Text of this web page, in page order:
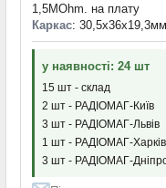
1,5MOhm. на плату
Каркас: 30,5х36х19,3мм
у наявності: 24 шт
15 шт - склад
2 шт - РАДІОМАГ-Київ
3 шт - РАДІОМАГ-Львів
1 шт - РАДІОМАГ-Харків
3 шт - РАДІОМАГ-